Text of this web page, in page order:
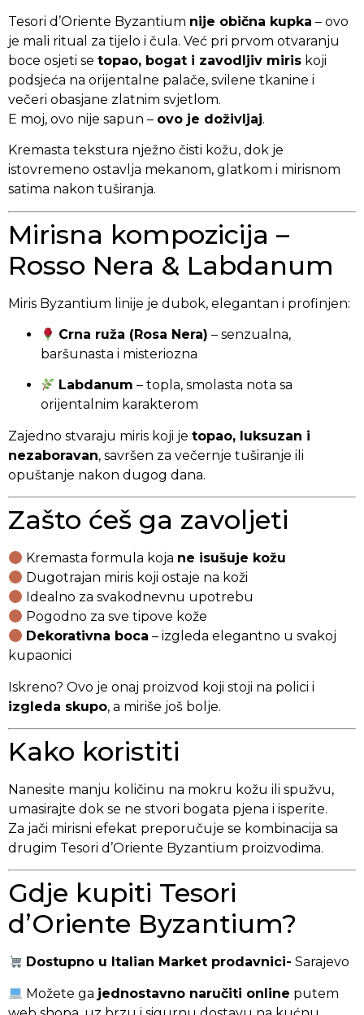
Tesori d’Oriente Byzantium nije obična kupka – ovo
je mali ritual za tijelo i čula. Već pri prvom otvaranju
boce osjeti se topao, bogat i zavodljiv miris koji
podsjeća na orijentalne palače, svilene tkanine i
večeri obasjane zlatnim svjetlom.
E moj, ovo nije sapun – ovo je doživljaj.
Kremasta tekstura nježno čisti kožu, dok je
istovremeno ostavlja mekanom, glatkom i mirisnom
satima nakon tuširanja.
Mirisna kompozicija –
Rosso Nera & Labdanum
Miris Byzantium linije je dubok, elegantan i profinjen:
Crna ruža (Rosa Nera) – senzualna,
baršunasta i misteriozna
Labdanum – topla, smolasta nota sa
orijentalnim karakterom
Zajedno stvaraju miris koji je topao, luksuzan i
nezaboravan, savršen za večernje tuširanje ili
opuštanje nakon dugog dana.
Zašto ćeš ga zavoljeti
Kremasta formula koja ne isušuje kožu
Dugotrajan miris koji ostaje na koži
Idealno za svakodnevnu upotrebu
Pogodno za sve tipove kože
Dekorativna boca – izgleda elegantno u svakoj
kupaonici
Iskreno? Ovo je onaj proizvod koji stoji na polici i
izgleda skupo, a miriše još bolje.
Kako koristiti
Nanesite manju količinu na mokru kožu ili spužvu,
umasirajte dok se ne stvori bogata pjena i isperite.
Za jači mirisni efekat preporučuje se kombinacija sa
drugim Tesori d’Oriente Byzantium proizvodima.
Gdje kupiti Tesori
d’Oriente Byzantium?
Dostupno u Italian Market prodavnici- Sarajevo
Možete ga jednostavno naručiti online putem